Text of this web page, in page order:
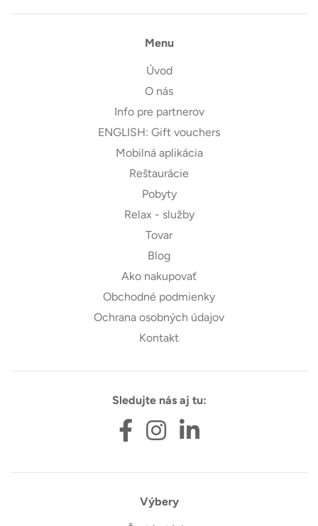
Menu
Úvod
O nás
Info pre partnerov
ENGLISH: Gift vouchers
Mobilná aplikácia
Reštaurácie
Pobyty
Relax - služby
Tovar
Blog
Ako nakupovať
Obchodné podmienky
Ochrana osobných údajov
Kontakt
Sledujte nás aj tu:
Výbery